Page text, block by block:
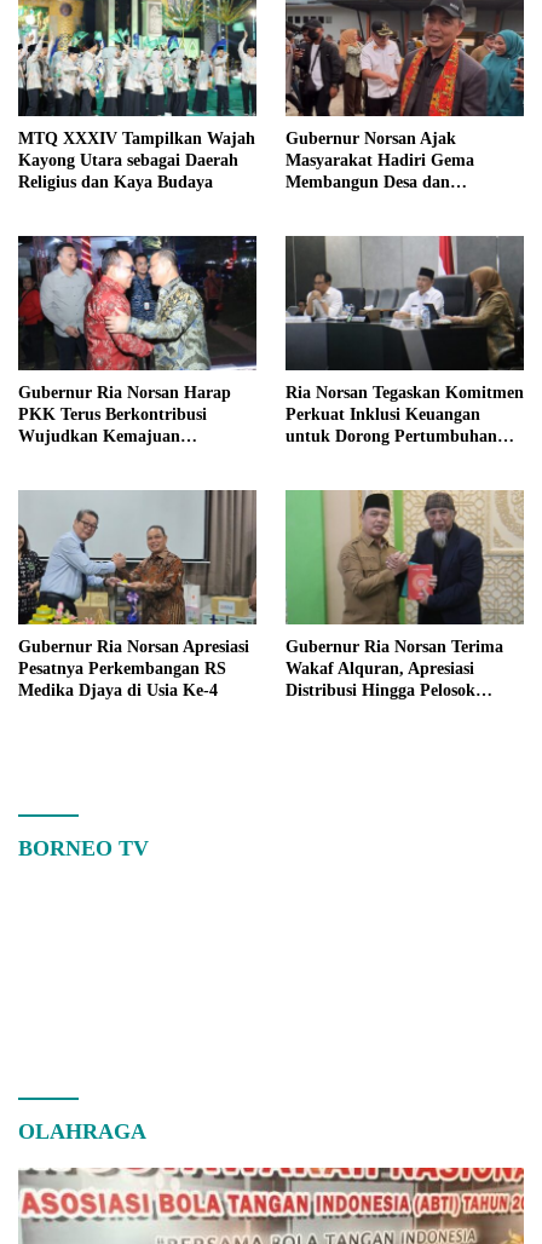
MTQ XXXIV Tampilkan Wajah
Kayong Utara sebagai Daerah
Religius dan Kaya Budaya
Gubernur Norsan Ajak
Masyarakat Hadiri Gema
Membangun Desa dan
Gubernur Ria Norsan Harap
PKK Terus Berkontribusi
Wujudkan Kemajuan
Ria Norsan Tegaskan Komitmen
Perkuat Inklusi Keuangan
untuk Dorong Pertumbuhan
Gubernur Ria Norsan Apresiasi
Pesatnya Perkembangan RS
Medika Djaya di Usia Ke-4
Gubernur Ria Norsan Terima
Wakaf Alquran, Apresiasi
Distribusi Hingga Pelosok
BORNEO TV
OLAHRAGA